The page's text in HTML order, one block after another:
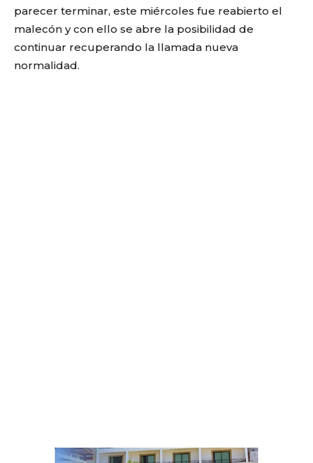
parecer terminar, este miércoles fue reabierto el
malecón y con ello se abre la posibilidad de
continuar recuperando la llamada nueva
normalidad.